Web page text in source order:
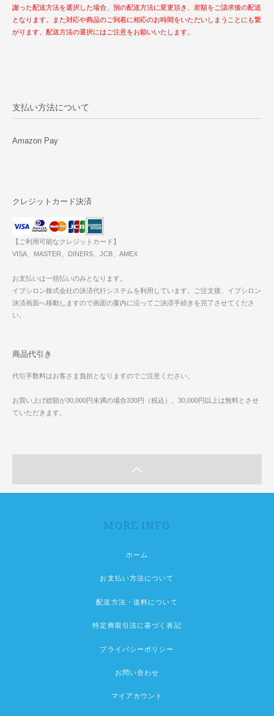
謝った配送方法を選択した場合、別の配送方法に変更頂き、差額をご請求後の配送
となります。また対応や商品のご到着に相応のお時間をいただいしまうことにも繋
がります。配送方法の選択にはご注意をお願いいたします。
支払い方法について
Amazon Pay
クレジットカード決済
【ご利用可能なクレジットカード】
VISA、MASTER、DINERS、JCB、AMEX
お支払いは一括払いのみとなります。
イプシロン株式会社の決済代行システムを利用しています。ご注文後、イプシロン
決済画面へ移動しますので画面の案内に沿ってご決済手続きを完了させてくださ
い。
商品代引き
代引手数料はお客さま負担となりますのでご注意ください。
お買い上げ総額が30,000円未満の場合330円（税込）、30,000円以上は無料とさせ
ていただきます。
MORE INFO
ホーム
お支払い方法について
配送方法・送料について
特定商取引法に基づく表記
プライバシーポリシー
お問い合わせ
マイアカウント